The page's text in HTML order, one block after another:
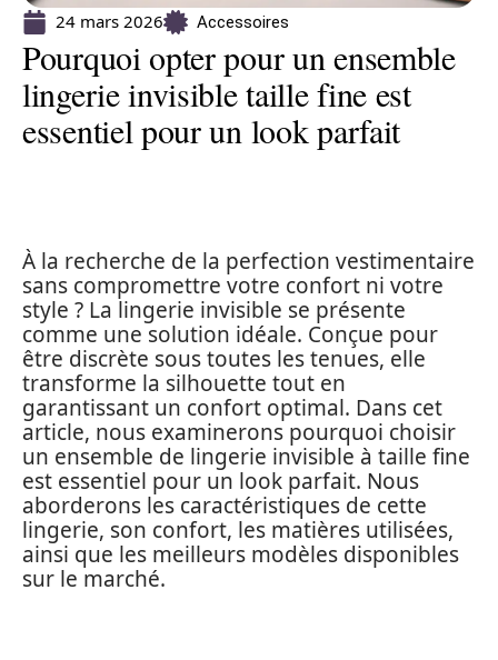
24 mars 2026 Accessoires
Pourquoi opter pour un ensemble
lingerie invisible taille fine est
essentiel pour un look parfait
À la recherche de la perfection vestimentaire
sans compromettre votre confort ni votre
style ? La lingerie invisible se présente
comme une solution idéale. Conçue pour
être discrète sous toutes les tenues, elle
transforme la silhouette tout en
garantissant un confort optimal. Dans cet
article, nous examinerons pourquoi choisir
un ensemble de lingerie invisible à taille fine
est essentiel pour un look parfait. Nous
aborderons les caractéristiques de cette
lingerie, son confort, les matières utilisées,
ainsi que les meilleurs modèles disponibles
sur le marché.